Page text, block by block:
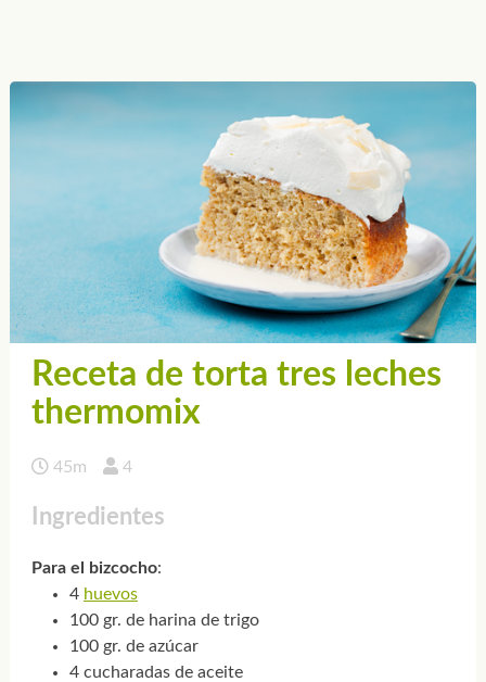
Receta de torta tres leches
thermomix
45m 4
Ingredientes
Para el bizcocho:
4 huevos
100 gr. de harina de trigo
100 gr. de azúcar
4 cucharadas de aceite